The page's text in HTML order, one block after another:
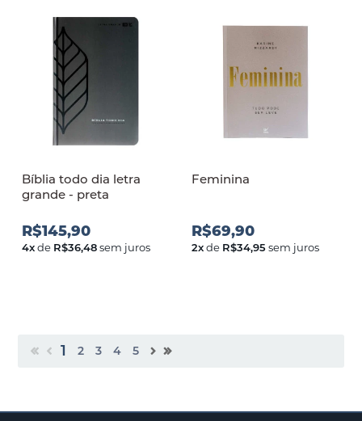
Bíblia todo dia letra
grande - preta
R$145,90
4xde R$36,48sem juros
Feminina
R$69,90
2xde R$34,95sem juros
1 2 3 4 5